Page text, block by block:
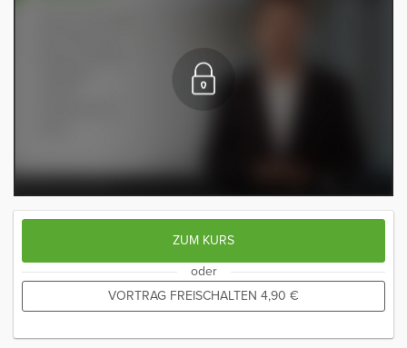
ZUM KURS
oder
VORTRAG FREISCHALTEN 4,90 €